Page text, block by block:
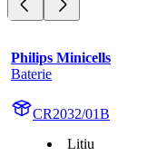
Philips Minicells
Baterie
CR2032/01B
Litiu